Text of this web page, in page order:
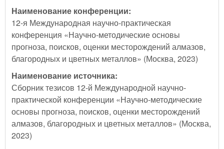
Наименование конференции:
12-я Международная научно-практическая
конференция «Научно-методические основы
прогноза, поисков, оценки месторождений алмазов,
благородных и цветных металлов» (Москва, 2023)
Наименование источника:
Сборник тезисов 12-й Международной научно-
практической конференции «Научно-методические
основы прогноза, поисков, оценки месторождений
алмазов, благородных и цветных металлов» (Москва,
2023)